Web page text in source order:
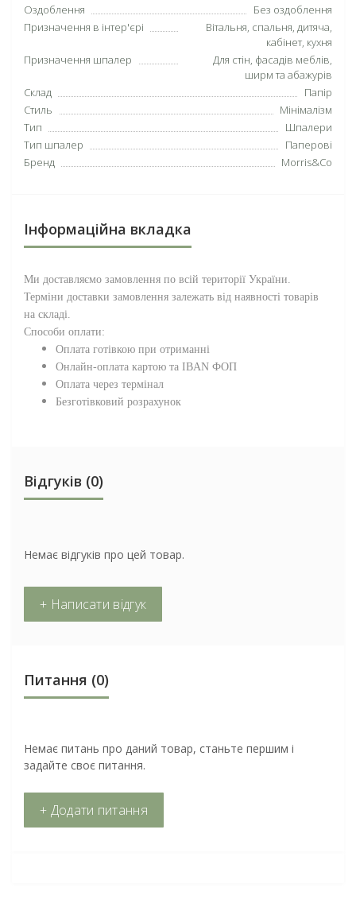
Оздоблення
Без оздоблення
Призначення в інтер'єрі
Вітальня, спальня, дитяча,
кабінет, кухня
Призначення шпалер
Для стін, фасадів меблів,
ширм та абажурів
Склад
Папір
Стиль
Мінімалізм
Тип
Шпалери
Тип шпалер
Паперові
Бренд
Morris&Co
Інформаційна вкладка
Ми доставляємо замовлення по всій території України.
Терміни доставки замовлення залежать від наявності товарів
на складі.
Способи оплати:
Оплата готівкою при отриманні
Онлайн-оплата картою та IBAN ФОП
Оплата через термінал
Безготівковий розрахунок
Відгуків (0)
Немає відгуків про цей товар.
+ Написати відгук
Питання (0)
Немає питань про даний товар, станьте першим і
задайте своє питання.
+ Додати питання